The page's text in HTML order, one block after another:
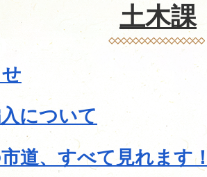
土木課
について
道、すべて見れます